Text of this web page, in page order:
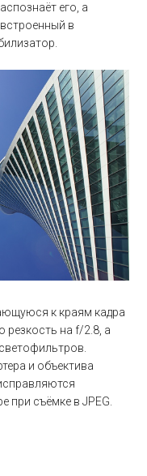
его, а
в
к краям кадра
на f/2.8, а
и объектива
при съёмке в JPEG.